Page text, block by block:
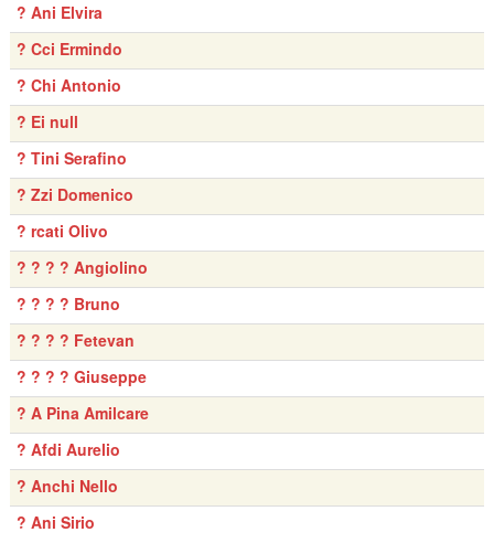
? Ani Elvira
? Cci Ermindo
? Chi Antonio
? Ei null
? Tini Serafino
? Zzi Domenico
? rcati Olivo
? ? ? ? Angiolino
? ? ? ? Bruno
? ? ? ? Fetevan
? ? ? ? Giuseppe
? A Pina Amilcare
? Afdi Aurelio
? Anchi Nello
? Ani Sirio